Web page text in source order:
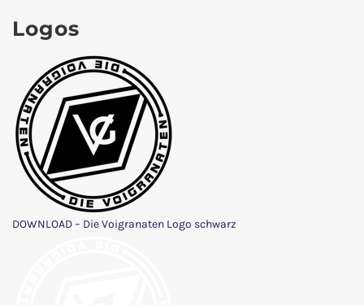
Logos
DOWNLOAD – Die Voigranaten Logo schwarz